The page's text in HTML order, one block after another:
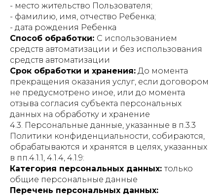
- место жительство Пользователя;
- фамилию, имя, отчество Ребенка;
- дата рождения Ребенка
Способ обработки: С использованием
средств автоматизации и без использования
средств автоматизации
Срок обработки и хранения: До момента
прекращения оказания услуг, если договором
не предусмотрено иное, или до момента
отзыва согласия субъекта персональных
данных на обработку и хранение
4.3. Персональные данные, указанные в п.3.3
Политики конфиденциальности, собираются,
обрабатываются и хранятся в целях, указанных
в пп.4.1.1, 4.1.4, 4.1.9:
Категория персональных данных:только
общие персональные данные
Перечень персональных данных: